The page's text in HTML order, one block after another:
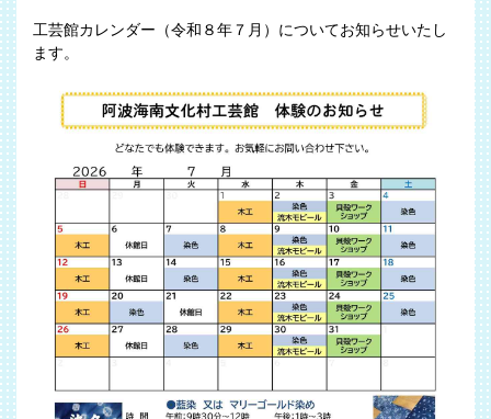
工芸館カレンダー（令和８年７月）についてお知らせいたし
ます。